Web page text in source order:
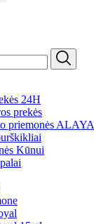
24H
prekės
priemonės ALAYA
Kūnui